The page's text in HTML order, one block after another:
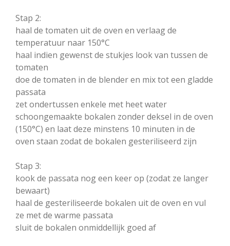
Stap 2:
haal de tomaten uit de oven en verlaag de
temperatuur naar 150°C
haal indien gewenst de stukjes look van tussen de
tomaten
doe de tomaten in de blender en mix tot een gladde
passata
zet ondertussen enkele met heet water
schoongemaakte bokalen zonder deksel in de oven
(150°C) en laat deze minstens 10 minuten in de
oven staan zodat de bokalen gesteriliseerd zijn
Stap 3:
kook de passata nog een keer op (zodat ze langer
bewaart)
haal de gesteriliseerde bokalen uit de oven en vul
ze met de warme passata
sluit de bokalen onmiddellijk goed af